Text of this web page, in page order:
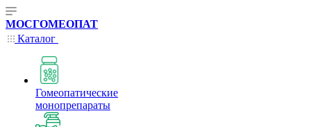
МОСГОМЕОПАТ
Каталог
Гомеопатические
монопрепараты